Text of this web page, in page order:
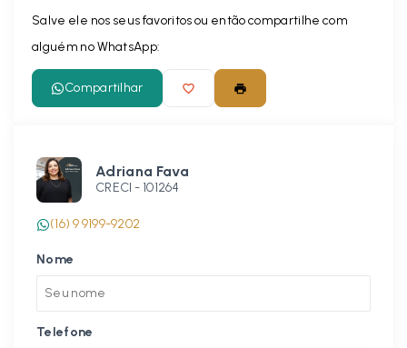
Salve ele nos seus favoritos ou então compartilhe com
alguém no WhatsApp:
Compartilhar
Adriana Fava
CRECI - 101264
(16) 9 9199-9202
Nome
Telefone